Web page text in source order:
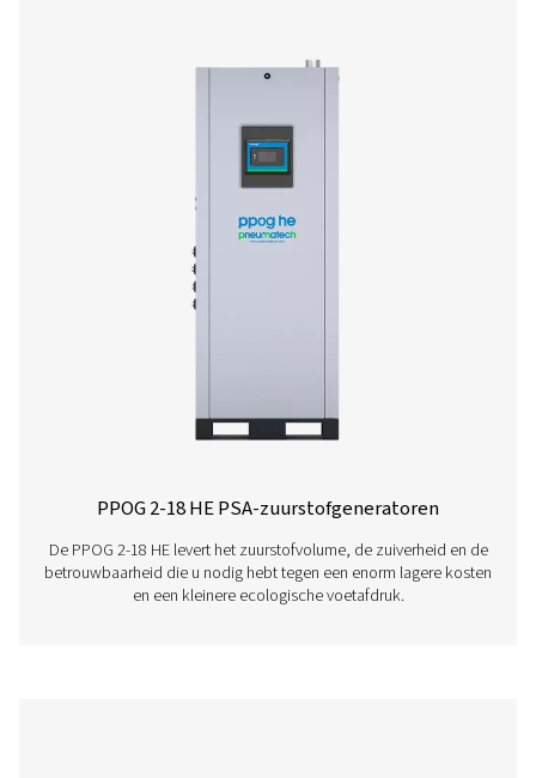
Een compleet
productassortiment
Lees hieronder meer over onze